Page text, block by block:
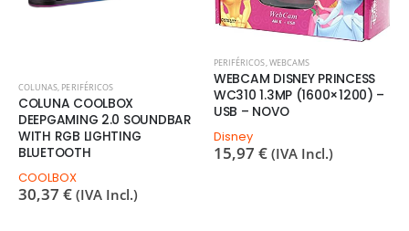
COLUNAS PERIFÉRICOS
COLUNA COOLBOX
DEEPGAMING 2.0 SOUNDBAR
WITH RGB LIGHTING
BLUETOOTH
COOLBOX
30,37 € (IVA Incl.)
PERIFÉRICOS,WEBCAMS
WEBCAM DISNEY PRINCESS
WC310 1.3MP (1600×1200) –
USB – NOVO
Disney
15,97 € (IVA Incl.)